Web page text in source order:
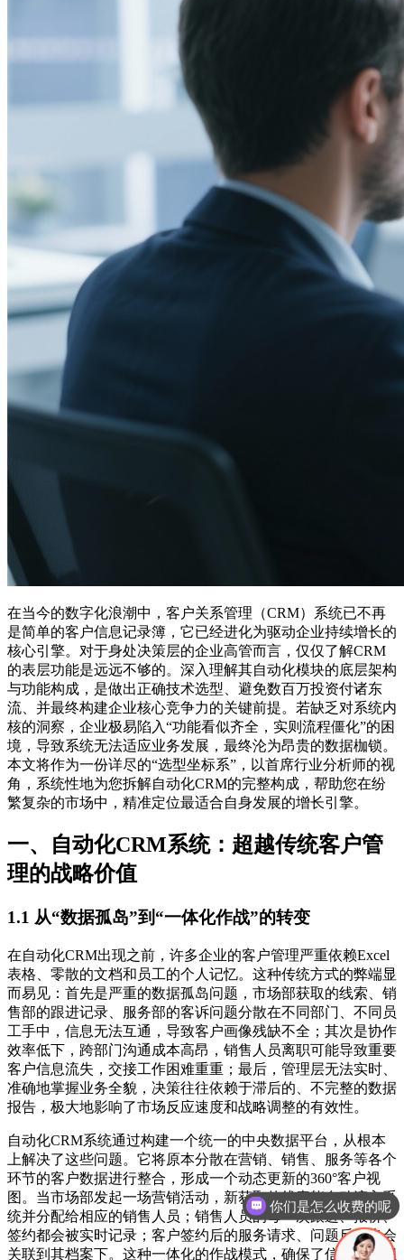
在当今的数字化浪潮中，客户关系管理（CRM）系统已不再
是简单的客户信息记录簿，它已经进化为驱动企业持续增长的
核心引擎。对于身处决策层的企业高管而言，仅仅了解CRM
的表层功能是远远不够的。深入理解其自动化模块的底层架构
与功能构成，是做出正确技术选型、避免数百万投资付诸东
流、并最终构建企业核心竞争力的关键前提。若缺乏对系统内
核的洞察，企业极易陷入“功能看似齐全，实则流程僵化”的困
境，导致系统无法适应业务发展，最终沦为昂贵的数据枷锁。
本文将作为一份详尽的“选型坐标系”，以首席行业分析师的视
角，系统性地为您拆解自动化CRM的完整构成，帮助您在纷
繁复杂的市场中，精准定位最适合自身发展的增长引擎。
一、自动化CRM系统：超越传统客户管
理的战略价值
1.1 从“数据孤岛”到“一体化作战”的转变
在自动化CRM出现之前，许多企业的客户管理严重依赖Excel
表格、零散的文档和员工的个人记忆。这种传统方式的弊端显
而易见：首先是严重的数据孤岛问题，市场部获取的线索、销
售部的跟进记录、服务部的客诉问题分散在不同部门、不同员
工手中，信息无法互通，导致客户画像残缺不全；其次是协作
效率低下，跨部门沟通成本高昂，销售人员离职可能导致重要
客户信息流失，交接工作困难重重；最后，管理层无法实时、
准确地掌握业务全貌，决策往往依赖于滞后的、不完整的数据
报告，极大地影响了市场反应速度和战略调整的有效性。
自动化CRM系统通过构建一个统一的中央数据平台，从根本
上解决了这些问题。它将原本分散在营销、销售、服务等各个
环节的客户数据进行整合，形成一个动态更新的360°客户视
图。当市场部发起一场营销活动，新获取的线索能自动流入系
统并分配给相应的销售人员；销售人员的每一次跟进、报价、
签约都会被实时记录；客户签约后的服务请求、问题反馈也会
关联到其档案下。这种一体化的作战模式，确保了信息在组织
你们是怎么收费的呢
现在有优惠活动吗